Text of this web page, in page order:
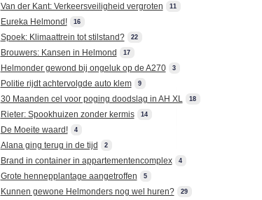
Van der Kant: Verkeersveiligheid vergroten 11
Eureka Helmond! 16
Spoek: Klimaattrein tot stilstand? 22
Brouwers: Kansen in Helmond 17
Helmonder gewond bij ongeluk op de A270 3
Politie rijdt achtervolgde auto klem 9
30 Maanden cel voor poging doodslag in AH XL 18
Rieter: Spookhuizen zonder kermis 14
De Moeite waard! 4
Alana ging terug in de tijd 2
Brand in container in appartementencomplex 4
Grote hennepplantage aangetroffen 5
Kunnen gewone Helmonders nog wel huren? 29